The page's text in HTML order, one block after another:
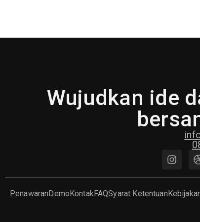
Wujudkan ide
PenawaranDemoKontakFAQSyarat Ketentuan